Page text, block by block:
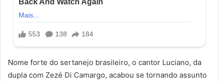
Nome forte do sertanejo brasileiro, o cantor Luciano, da
dupla com Zezé Di Camargo, acabou se tornando assunto